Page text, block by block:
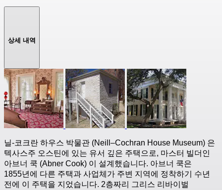
상세 내역
닐-코크란 하우스 박물관 (Neill–Cochran House Museum) 은
텍사스주 오스틴에 있는 유서 깊은 주택으로, 마스터 빌더인
아브너 쿡 (Abner Cook) 이 설계했습니다. 아브너 쿡은
1855년에 다른 주택과 사업체가 주변 지역에 정착하기 수년
전에 이 주택을 지었습니다. 2층짜리 그리스 리바이벌